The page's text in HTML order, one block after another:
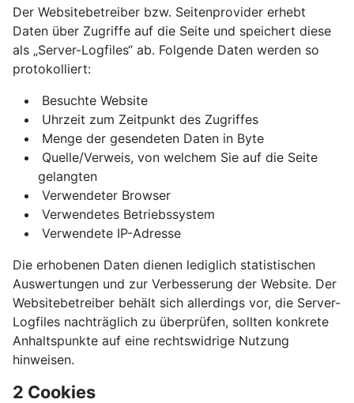
Der Websitebetreiber bzw. Seitenprovider erhebt
Daten über Zugriffe auf die Seite und speichert diese
als „Server-Logfiles“ ab. Folgende Daten werden so
protokolliert:
Besuchte Website
Uhrzeit zum Zeitpunkt des Zugriffes
Menge der gesendeten Daten in Byte
Quelle/Verweis, von welchem Sie auf die Seite
gelangten
Verwendeter Browser
Verwendetes Betriebssystem
Verwendete IP-Adresse
Die erhobenen Daten dienen lediglich statistischen
Auswertungen und zur Verbesserung der Website. Der
Websitebetreiber behält sich allerdings vor, die Server-
Logfiles nachträglich zu überprüfen, sollten konkrete
Anhaltspunkte auf eine rechtswidrige Nutzung
hinweisen.
2 Cookies